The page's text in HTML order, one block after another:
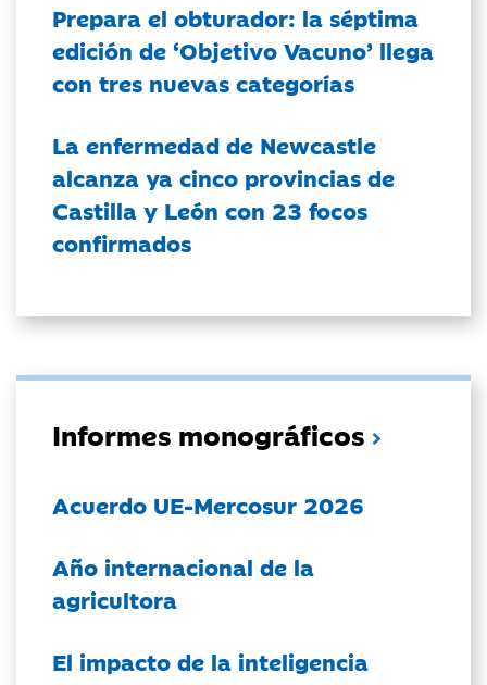
Prepara el obturador: la séptima
edición de ‘Objetivo Vacuno’ llega
con tres nuevas categorías
La enfermedad de Newcastle
alcanza ya cinco provincias de
Castilla y León con 23 focos
confirmados
Informes monográficos
Acuerdo UE-Mercosur 2026
Año internacional de la
agricultora
El impacto de la inteligencia